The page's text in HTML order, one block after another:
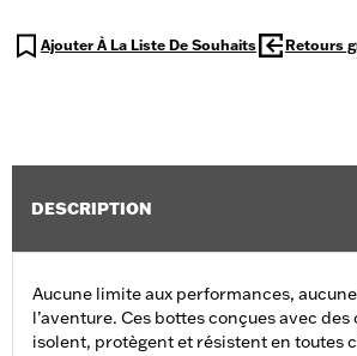
Ajouter À La Liste De Souhaits Retours
DESCRIPTION
Aucune limite aux performances,
l’aventure. Ces bottes conçues avec
isolent, protègent et résistent en toutes